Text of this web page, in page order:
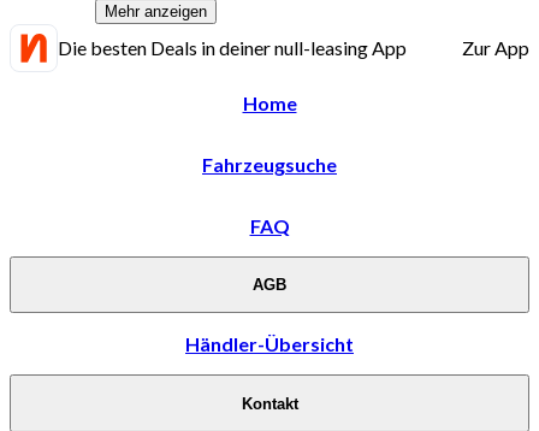
Mehr anzeigen
Die besten Deals in deiner null-leasing App Zur App
Home
Fahrzeugsuche
FAQ
AGB
Händler-Übersicht
Kontakt